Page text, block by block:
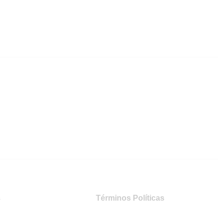
Términos Políticas